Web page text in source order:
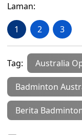
Laman:
1 2 3
Tag: Australia
Badminton
Berita